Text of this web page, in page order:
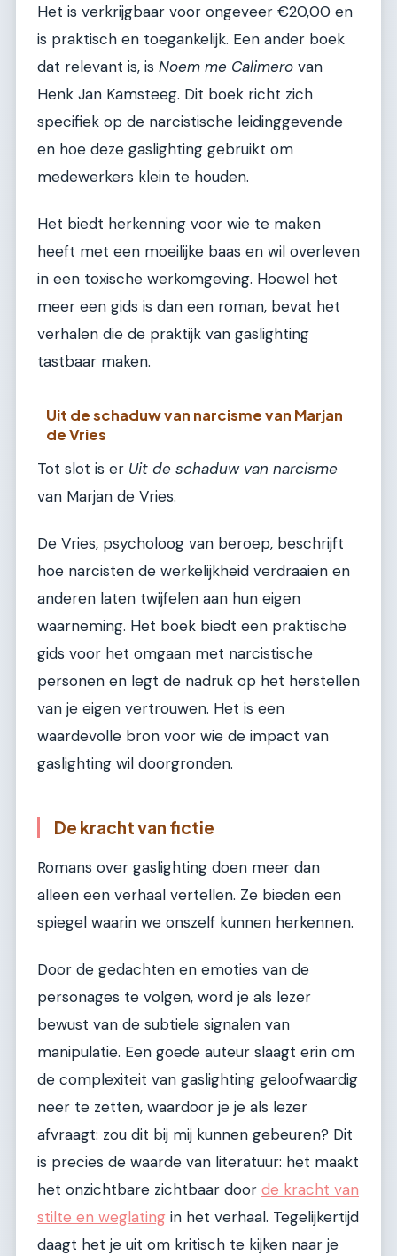
Het is verkrijgbaar voor ongeveer €20,00 en
is praktisch en toegankelijk. Een ander boek
dat relevant is, is Noem me Calimero van
Henk Jan Kamsteeg. Dit boek richt zich
specifiek op de narcistische leidinggevende
en hoe deze gaslighting gebruikt om
medewerkers klein te houden.
Het biedt herkenning voor wie te maken
heeft met een moeilijke baas en wil overleven
in een toxische werkomgeving. Hoewel het
meer een gids is dan een roman, bevat het
verhalen die de praktijk van gaslighting
tastbaar maken.
Uit de schaduw van narcisme van Marjan
de Vries
Tot slot is er Uit de schaduw van narcisme
van Marjan de Vries.
De Vries, psycholoog van beroep, beschrijft
hoe narcisten de werkelijkheid verdraaien en
anderen laten twijfelen aan hun eigen
waarneming. Het boek biedt een praktische
gids voor het omgaan met narcistische
personen en legt de nadruk op het herstellen
van je eigen vertrouwen. Het is een
waardevolle bron voor wie de impact van
gaslighting wil doorgronden.
De kracht van fictie
Romans over gaslighting doen meer dan
alleen een verhaal vertellen. Ze bieden een
spiegel waarin we onszelf kunnen herkennen.
Door de gedachten en emoties van de
personages te volgen, word je als lezer
bewust van de subtiele signalen van
manipulatie. Een goede auteur slaagt erin om
de complexiteit van gaslighting geloofwaardig
neer te zetten, waardoor je je als lezer
afvraagt: zou dit bij mij kunnen gebeuren? Dit
is precies de waarde van literatuur: het maakt
het onzichtbare zichtbaar door de kracht van
stilte en weglating in het verhaal. Tegelijkertijd
daagt het je uit om kritisch te kijken naar je